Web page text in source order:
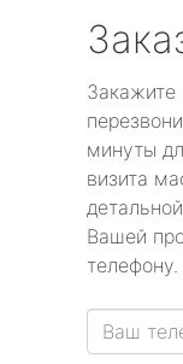
Закажите
минуты
визита
Вашей
телефону.